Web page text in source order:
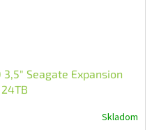
3,5" Seagate Expansion
Skladom